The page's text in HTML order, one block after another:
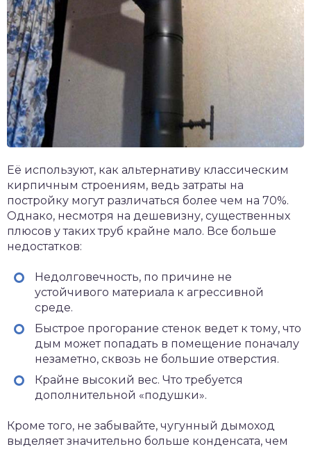
Её используют, как альтернативу классическим
кирпичным строениям, ведь затраты на
постройку могут различаться более чем на 70%.
Однако, несмотря на дешевизну, существенных
плюсов у таких труб крайне мало. Все больше
недостатков:
Недолговечность, по причине не
устойчивого материала к агрессивной
среде.
Быстрое прогорание стенок ведет к тому, что
дым может попадать в помещение поначалу
незаметно, сквозь не большие отверстия.
Крайне высокий вес. Что требуется
дополнительной «подушки».
Кроме того, не забывайте, чугунный дымоход
выделяет значительно больше конденсата, чем